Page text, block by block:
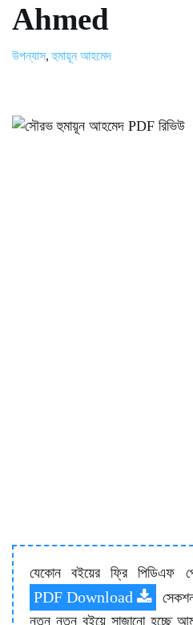
Ahmed
উপন্যাস,হুমায়ূন আহমেদ
যেকোন বইয়ের ফ্রি পিডিএফ
PDF Download
নতুন নতুন বইয়ে সাজানো হচ্ছে